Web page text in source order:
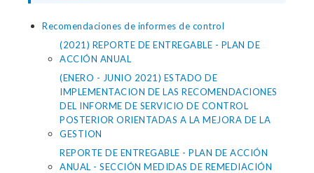
Recomendaciones de informes de control
(2021) REPORTE DE ENTREGABLE - PLAN DE
ACCIÓN ANUAL
(ENERO - JUNIO 2021) ESTADO DE
IMPLEMENTACION DE LAS RECOMENDACIONES
DEL INFORME DE SERVICIO DE CONTROL
POSTERIOR ORIENTADAS A LA MEJORA DE LA
GESTION
REPORTE DE ENTREGABLE - PLAN DE ACCIÓN
ANUAL - SECCIÓN MEDIDAS DE REMEDIACIÓN